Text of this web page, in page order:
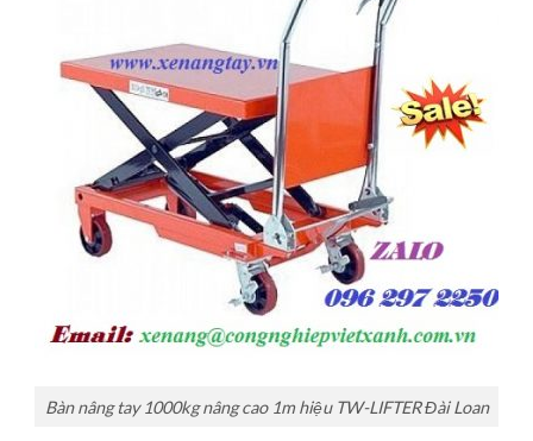
Bàn nâng tay 1000kg nâng cao 1m hiệu TW-LIFTER Đài Loan